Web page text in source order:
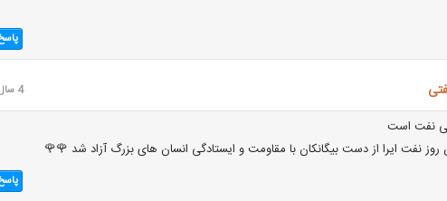
4 سال قبل
نفت است
نفت ایرا از دست بیگانکان با مقاومت و ایستادگی انسان های بزرگ آزاد شد 🌹🌹